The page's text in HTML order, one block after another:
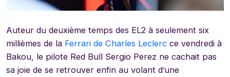
Auteur du deuxième temps des EL2 à seulement six
millièmes de la Ferrari de Charles Leclerc ce vendredi à
Bakou, le pilote Red Bull Sergio Perez ne cachait pas
sa joie de se retrouver enfin au volant d’une